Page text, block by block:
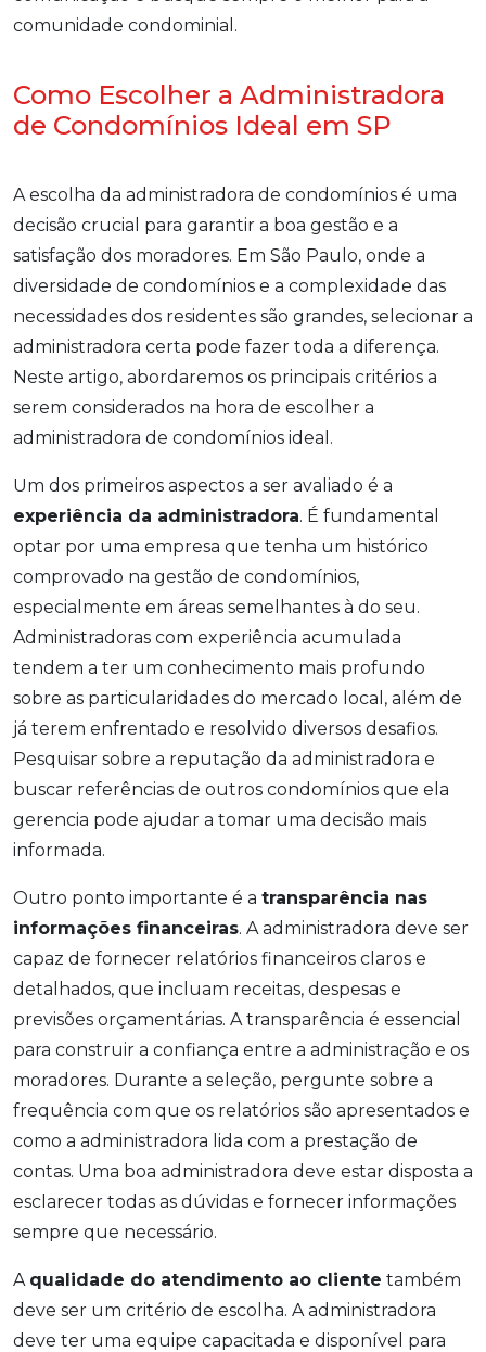
comunidade condominial.
Como Escolher a Administradora
de Condomínios Ideal em SP
A escolha da administradora de condomínios é uma
decisão crucial para garantir a boa gestão e a
satisfação dos moradores. Em São Paulo, onde a
diversidade de condomínios e a complexidade das
necessidades dos residentes são grandes, selecionar a
administradora certa pode fazer toda a diferença.
Neste artigo, abordaremos os principais critérios a
serem considerados na hora de escolher a
administradora de condomínios ideal.
Um dos primeiros aspectos a ser avaliado é a
experiência da administradora. É fundamental
optar por uma empresa que tenha um histórico
comprovado na gestão de condomínios,
especialmente em áreas semelhantes à do seu.
Administradoras com experiência acumulada
tendem a ter um conhecimento mais profundo
sobre as particularidades do mercado local, além de
já terem enfrentado e resolvido diversos desafios.
Pesquisar sobre a reputação da administradora e
buscar referências de outros condomínios que ela
gerencia pode ajudar a tomar uma decisão mais
informada.
Outro ponto importante é a transparência nas
informações financeiras. A administradora deve ser
capaz de fornecer relatórios financeiros claros e
detalhados, que incluam receitas, despesas e
previsões orçamentárias. A transparência é essencial
para construir a confiança entre a administração e os
moradores. Durante a seleção, pergunte sobre a
frequência com que os relatórios são apresentados e
como a administradora lida com a prestação de
contas. Uma boa administradora deve estar disposta a
esclarecer todas as dúvidas e fornecer informações
sempre que necessário.
A qualidade do atendimento ao cliente também
deve ser um critério de escolha. A administradora
deve ter uma equipe capacitada e disponível para